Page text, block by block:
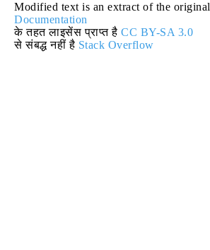
Modified text is an extract of the original
Documentation
के तहत लाइसेंस प्राप्त है CC BY-SA 3.0
से संबद्ध नहीं है Stack Overflow